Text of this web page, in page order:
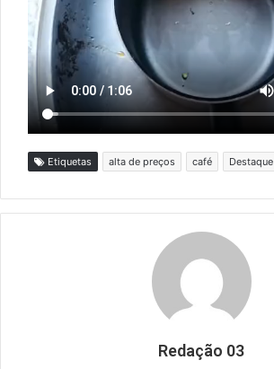
Etiquetas alta de preços café Destaque
Redação 03